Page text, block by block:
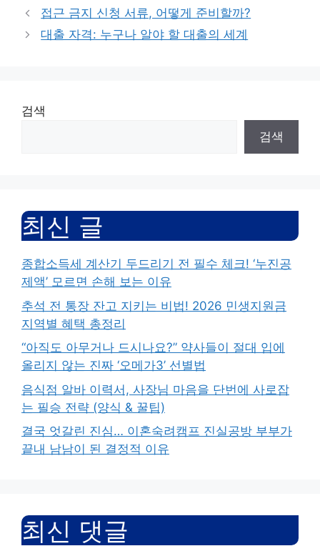
접근 금지 신청 서류, 어떻게 준비할까?
대출 자격: 누구나 알야 할 대출의 세계
검색
검색
최신 글
종합소득세 계산기 두드리기 전 필수 체크! ‘누진공
제액’ 모르면 손해 보는 이유
추석 전 통장 잔고 지키는 비법! 2026 민생지원금
지역별 혜택 총정리
“아직도 아무거나 드시나요?” 약사들이 절대 입에
올리지 않는 진짜 ‘오메가3’ 선별법
음식점 알바 이력서, 사장님 마음을 단번에 사로잡
는 필승 전략 (양식 & 꿀팁)
결국 엇갈린 진심… 이혼숙려캠프 진실공방 부부가
끝내 남남이 된 결정적 이유
최신 댓글